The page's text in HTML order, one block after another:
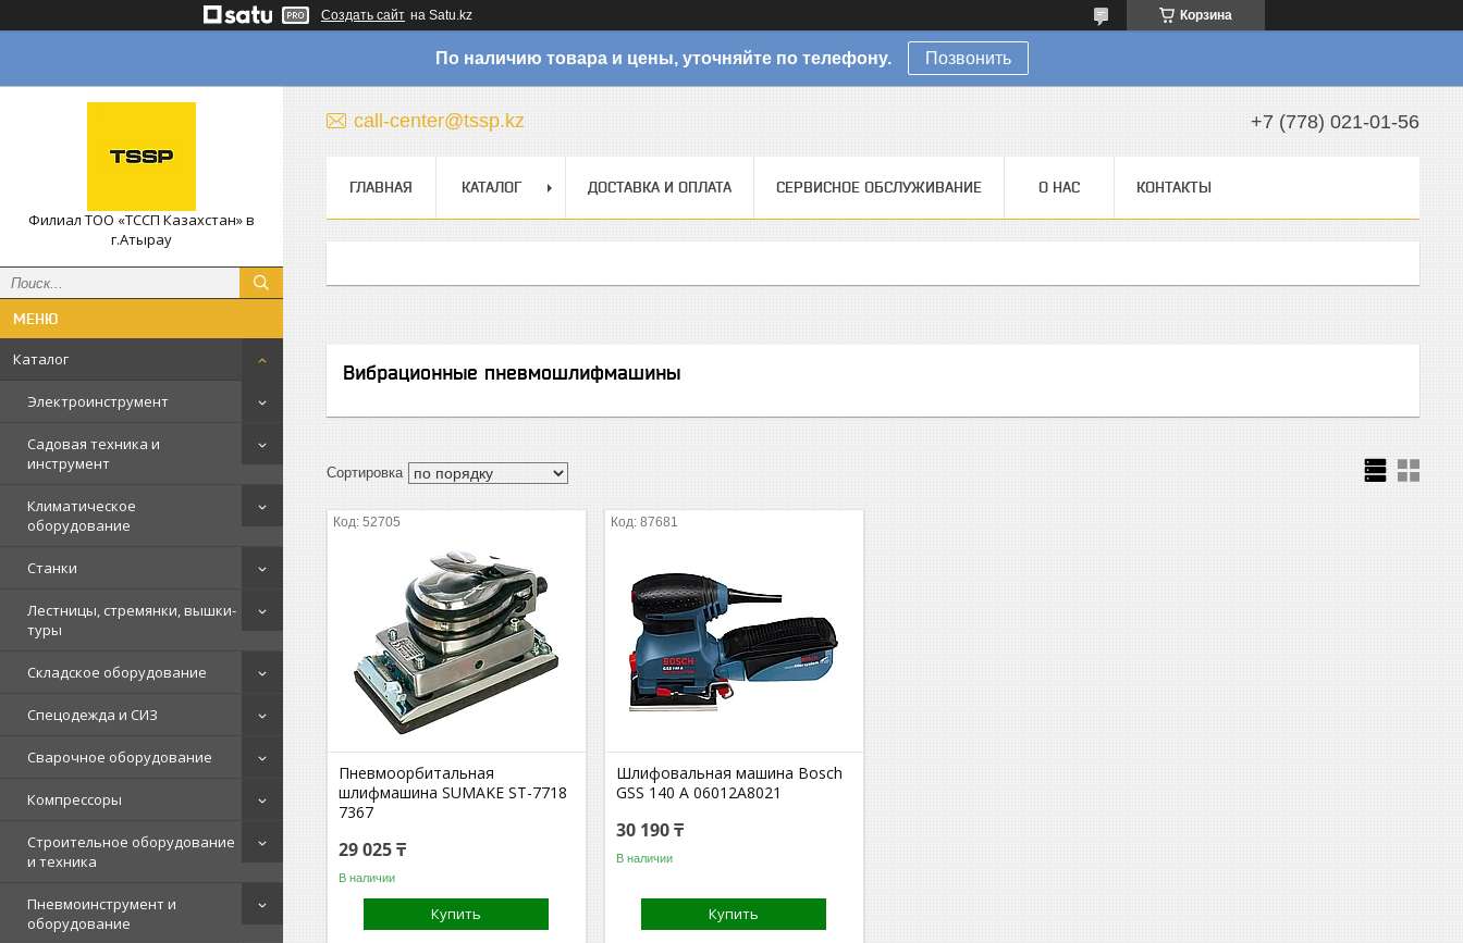
Создать сайт на Satu.kz Корзина
По наличию товара и цены, уточняйте по телефону. Позвонить
Филиал ТОО «ТССП Казахстан» в
г.Атырау
Каталог
Электроинструмент
Садовая техника и
инструмент
Климатическое
оборудование
Станки
Лестницы, стремянки, вышки-
туры
Складское оборудование
Спецодежда и СИЗ
Сварочное оборудование
Компрессоры
Строительное оборудование
и техника
Пневмоинструмент и
оборудование
call-center@tssp.kz +7 (778) 021-01-56
ГЛАВНАЯ КАТАЛОГ ДОСТАВКА И ОПЛАТА СЕРВИСНОЕ ОБСЛУЖИВАНИЕ О НАС КОНТАКТЫ
Вибрационные пневмошлифмашины
52705
Пневмоорбитальная
шлифмашина SUMAKE ST-7718
7367
29 025 ₸
В наличии
Купить
87681
Шлифовальная машина Bosch
GSS 140 A 06012A8021
30 190 ₸
В наличии
Купить